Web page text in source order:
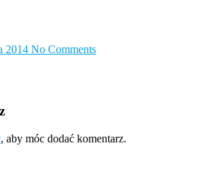
2014 No Comments
, aby móc dodać komentarz.